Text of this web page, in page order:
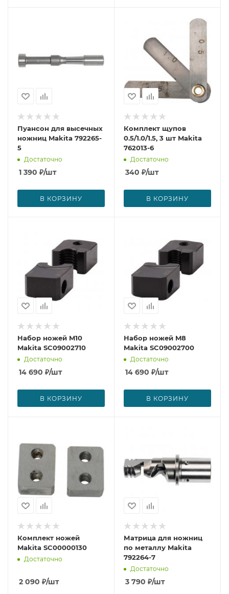
Пуансон для высечных
ножниц Makita 792265-
5
Достаточно
1 390 ₽/шт
В КОРЗИНУ
Комплект щупов
0.5/1.0/1.5, 3 шт Makita
762013-6
Достаточно
340 ₽/шт
В КОРЗИНУ
Набор ножей M10
Makita SC09002710
Достаточно
14 690 ₽/шт
В КОРЗИНУ
Набор ножей M8
Makita SC09002700
Достаточно
14 690 ₽/шт
В КОРЗИНУ
Комплект ножей
Makita SC00000130
Достаточно
2 090 ₽/шт
Матрица для ножниц
по металлу Makita
792264-7
Достаточно
3 790 ₽/шт